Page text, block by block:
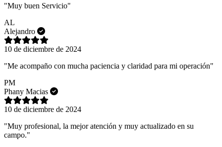
"Muy buen Servicio"
AL
Alejandro
10 de diciembre de 2024
"Me acompaño con mucha paciencia y claridad para mi operación"
PM
Phany Macias
10 de diciembre de 2024
"Muy profesional, la mejor atención y muy actualizado en su
campo."